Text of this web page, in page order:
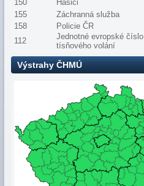
150
Hasiči
155
Záchranná služba
158
Policie ČR
112
Jednotné evropské číslo
tísňového volání
Výstrahy ČHMÚ